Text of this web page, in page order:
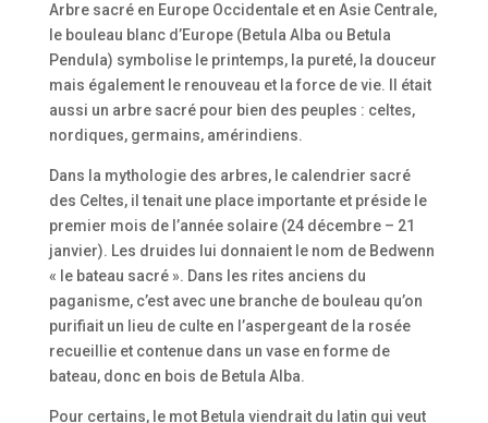
Arbre sacré en Europe Occidentale et en Asie Centrale,
le bouleau blanc d’Europe (Betula Alba ou Betula
Pendula) symbolise le printemps, la pureté, la douceur
mais également le renouveau et la force de vie. Il était
aussi un arbre sacré pour bien des peuples : celtes,
nordiques, germains, amérindiens.
Dans la mythologie des arbres, le calendrier sacré
des Celtes, il tenait une place importante et préside le
premier mois de l’année solaire (24 décembre – 21
janvier). Les druides lui donnaient le nom de Bedwenn
« le bateau sacré ». Dans les rites anciens du
paganisme, c’est avec une branche de bouleau qu’on
purifiait un lieu de culte en l’aspergeant de la rosée
recueillie et contenue dans un vase en forme de
bateau, donc en bois de Betula Alba.
Pour certains, le mot Betula viendrait du latin qui veut